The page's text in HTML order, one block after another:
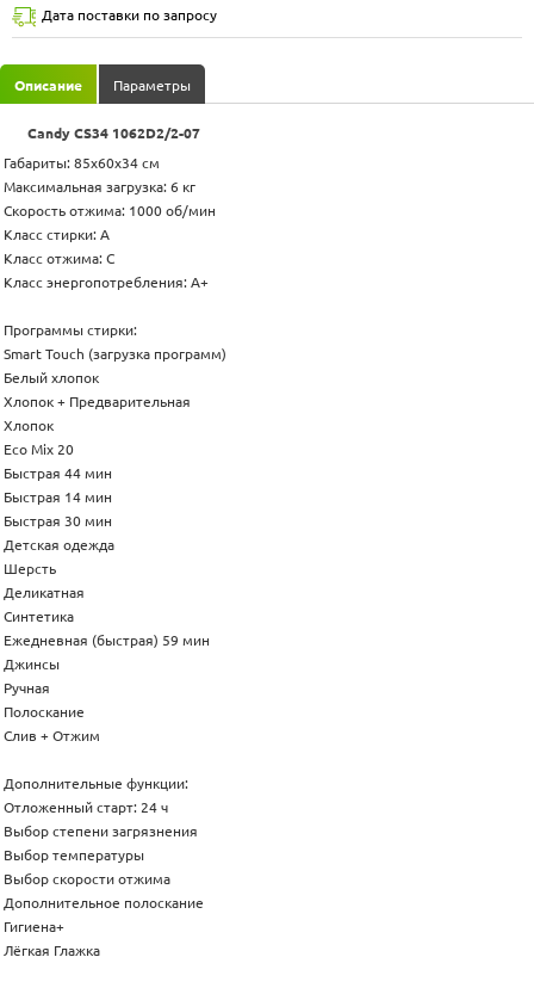
Дата поставки по запросу
Описание Параметры
Candy CS34 1062D2/2-07
Габариты: 85x60x34 см
Максимальная загрузка: 6 кг
Скорость отжима: 1000 об/мин
Класс стирки: A
Класс отжима: C
Класс энергопотребления: A+
Программы стирки:
Smart Touch (загрузка программ)
Белый хлопок
Хлопок + Предварительная
Хлопок
Есо Mix 20
Быстрая 44 мин
Быстрая 14 мин
Быстрая 30 мин
Детская одежда
Шерсть
Деликатная
Синтетика
Ежедневная (быстрая) 59 мин
Джинсы
Ручная
Полоскание
Слив + Отжим
Дополнительные функции:
Отложенный старт: 24 ч
Выбор степени загрязнения
Выбор температуры
Выбор скорости отжима
Дополнительное полоскание
Гигиена+
Лёгкая Глажка